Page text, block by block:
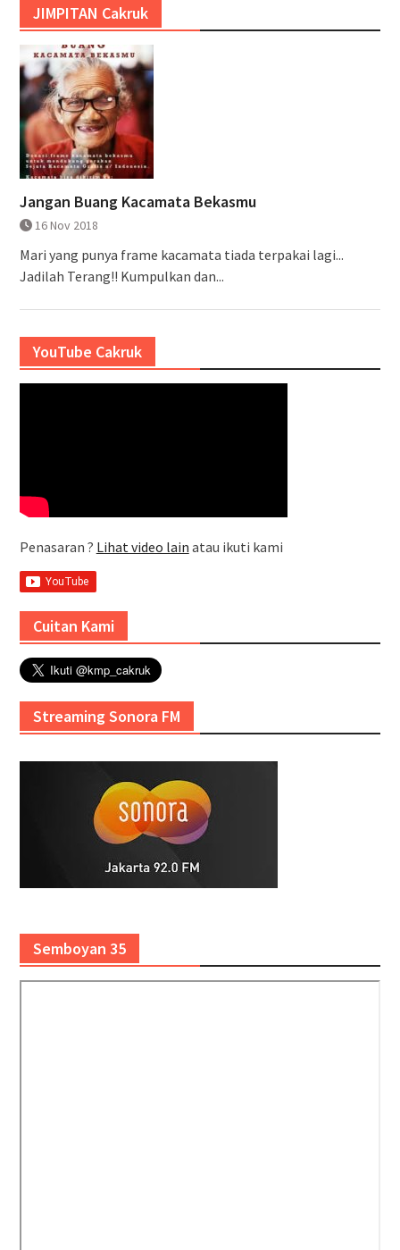
JIMPITAN Cakruk
Jangan Buang Kacamata Bekasmu
16 Nov 2018
Mari yang punya frame kacamata tiada terpakai lagi...
Jadilah Terang!! Kumpulkan dan...
YouTube Cakruk
Penasaran ? Lihat video lain atau ikuti kami
Cuitan Kami
Streaming Sonora FM
Semboyan 35